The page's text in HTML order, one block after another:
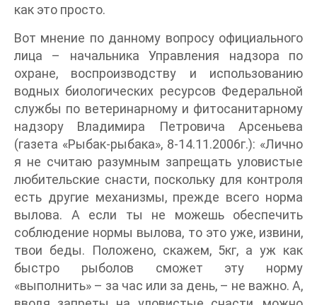
как это просто.
Вот мнение по данному вопросу официального
лица – начальника Управления надзора по
охране, воспроизводству и использованию
водных биологических ресурсов Федеральной
службы по ветеринарному и фитосанитарному
надзору Владимира Петровича Арсеньева
(газета «Рыбак-рыбака», 8-14.11.2006г.): «Лично
я не считаю разумным запрещать уловистые
любительские снасти, поскольку для контроля
есть другие механизмы, прежде всего норма
вылова. А если ты не можешь обеспечить
соблюдение нормы вылова, то это уже, извини,
твои беды. Положено, скажем, 5кг, а уж как
быстро рыболов сможет эту норму
«выполнить» – за час или за день, – не важно. А,